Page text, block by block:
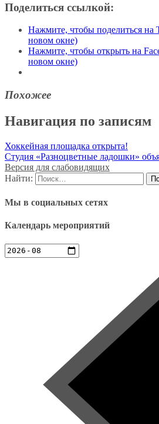
Поделиться ссылкой:
Нажмите, чтобы поделиться на
новом окне)
Нажмите, чтобы открыть на
новом окне)
Похожее
Навигация по записям
Хоккейная площадка открыта!
Студия «Разноцветные ладошки»
Версия для слабовидящих
Найти:
Мы в социальных сетях
Календарь мероприятий